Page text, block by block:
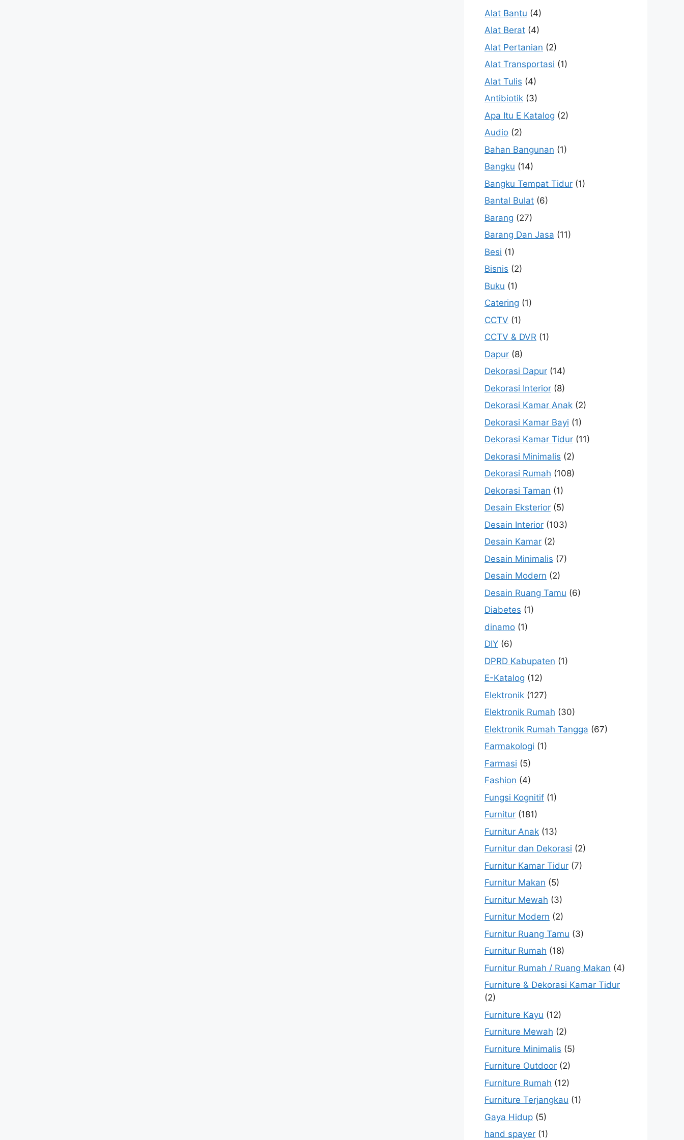
Alat Bantu (4)
Alat Berat (4)
Alat Pertanian (2)
Alat Transportasi (1)
Alat Tulis (4)
Antibiotik (3)
Apa Itu E Katalog (2)
Audio (2)
Bahan Bangunan (1)
Bangku (14)
Bangku Tempat Tidur (1)
Bantal Bulat (6)
Barang (27)
Barang Dan Jasa (11)
Besi (1)
Bisnis (2)
Buku (1)
Catering (1)
CCTV (1)
CCTV & DVR (1)
Dapur (8)
Dekorasi Dapur (14)
Dekorasi Interior (8)
Dekorasi Kamar Anak (2)
Dekorasi Kamar Bayi (1)
Dekorasi Kamar Tidur (11)
Dekorasi Minimalis (2)
Dekorasi Rumah (108)
Dekorasi Taman (1)
Desain Eksterior (5)
Desain Interior (103)
Desain Kamar (2)
Desain Minimalis (7)
Desain Modern (2)
Desain Ruang Tamu (6)
Diabetes (1)
dinamo (1)
DIY (6)
DPRD Kabupaten (1)
E-Katalog (12)
Elektronik (127)
Elektronik Rumah (30)
Elektronik Rumah Tangga (67)
Farmakologi (1)
Farmasi (5)
Fashion (4)
Fungsi Kognitif (1)
Furnitur (181)
Furnitur Anak (13)
Furnitur dan Dekorasi (2)
Furnitur Kamar Tidur (7)
Furnitur Makan (5)
Furnitur Mewah (3)
Furnitur Modern (2)
Furnitur Ruang Tamu (3)
Furnitur Rumah (18)
Furnitur Rumah / Ruang Makan (4)
Furniture & Dekorasi Kamar Tidur
(2)
Furniture Kayu (12)
Furniture Mewah (2)
Furniture Minimalis (5)
Furniture Outdoor (2)
Furniture Rumah (12)
Furniture Terjangkau (1)
Gaya Hidup (5)
hand spayer (1)